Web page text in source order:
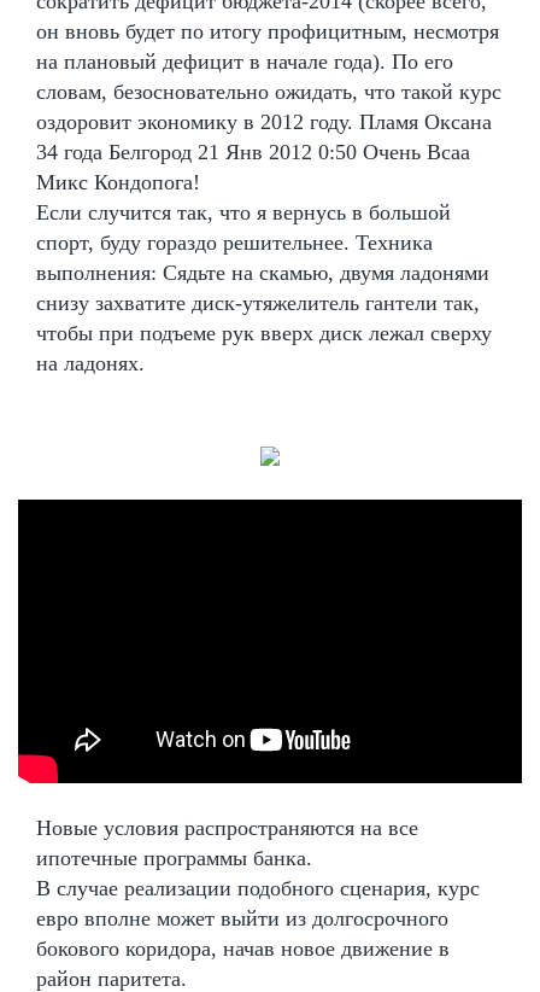
он вновь будет по итогу профицитным, несмотря
на плановый дефицит в начале года). По его
словам, безосновательно ожидать, что такой курс
оздоровит экономику в 2012 году. Пламя Оксана
34 года Белгород 21 Янв 2012 0:50 Очень Bcaa
Микс Кондопога!
Если случится так, что я вернусь в большой
спорт, буду гораздо решительнее. Техника
выполнения: Сядьте на скамью, двумя ладонями
снизу захватите диск-утяжелитель гантели так,
чтобы при подъеме рук вверх диск лежал сверху
на ладонях.
Новые условия распространяются на все
ипотечные программы банка.
В случае реализации подобного сценария, курс
евро вполне может выйти из долгосрочного
бокового коридора, начав новое движение в
район паритета.